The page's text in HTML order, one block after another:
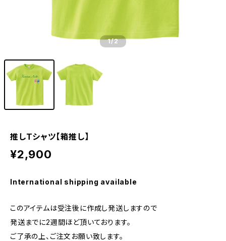
1/2
推しTシャツ【箱推し】
¥2,900
International shipping available
このアイテムは受注後に作成し発送しますので
発送までに2週間ほど頂いております。
ご了承の上、ご注文お願い致します。